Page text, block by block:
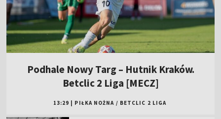
Podhale Nowy Targ – Hutnik Kraków.
Betclic 2 Liga [MECZ]
13:29 PIŁKA NOŻNA / BETCLIC 2 LIGA